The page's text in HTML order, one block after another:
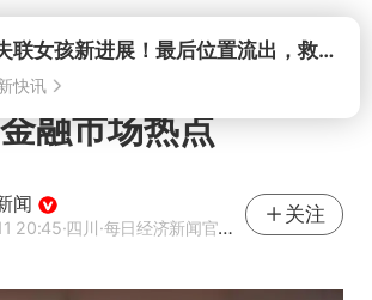
打开
融市场热点
闻
20:45·四川·每日经济新闻官方网易号
关注